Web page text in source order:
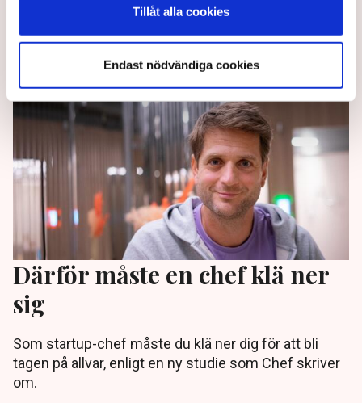
Tillåt alla cookies
Endast nödvändiga cookies
3 years ago | Av: TT
Därför måste en chef klä ner
sig
Som startup-chef måste du klä ner dig för att bli
tagen på allvar, enligt en ny studie som Chef skriver
om.